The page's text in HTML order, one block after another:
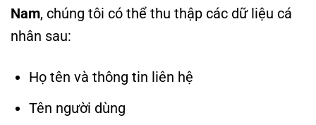
Nam, chúng tôi có thể thu thập các dữ liệu cá
nhân sau:
Họ tên và thông tin liên hệ
Tên người dùng